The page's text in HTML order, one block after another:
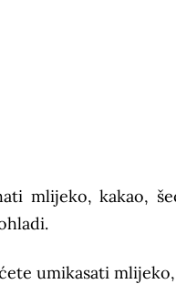
mlijeko, kakao,
umikasati